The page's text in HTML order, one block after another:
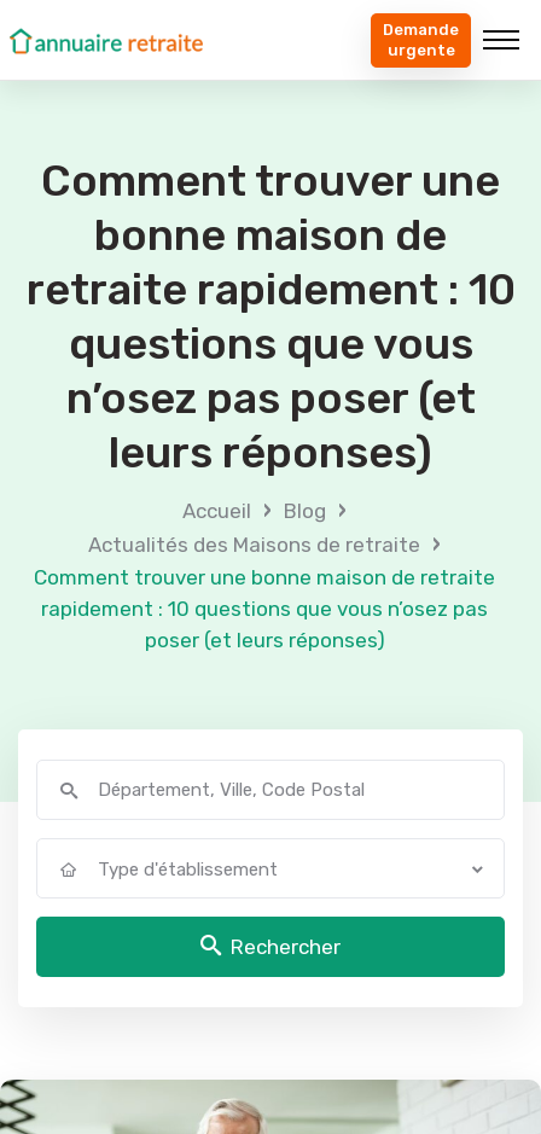
Demande
urgente
Comment trouver une
bonne maison de
retraite rapidement : 10
questions que vous
n’osez pas poser (et
leurs réponses)
Accueil › Blog ›
Actualités des Maisons de retraite ›
Comment trouver une bonne maison de retraite
rapidement : 10 questions que vous n’osez pas
poser (et leurs réponses)
Type d'établissement
Rechercher